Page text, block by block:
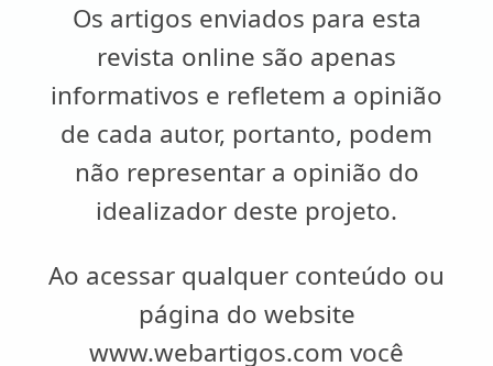
Os artigos enviados para esta
revista online são apenas
informativos e refletem a opinião
de cada autor, portanto, podem
não representar a opinião do
idealizador deste projeto.
Ao acessar qualquer conteúdo ou
página do website
www.webartigos.com você